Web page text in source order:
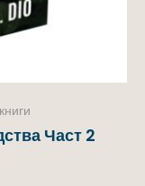
Част 2